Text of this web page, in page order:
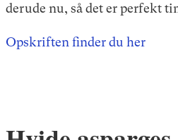
derude nu, så det er perfekt
Opskriften finder du her